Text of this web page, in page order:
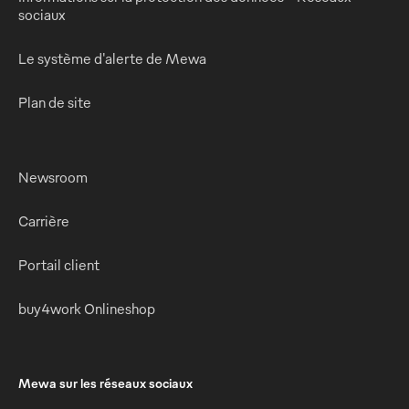
sociaux
Le système d'alerte de Mewa
Plan de site
Newsroom
Carrière
Portail client
buy4work Onlineshop
Mewa sur les réseaux sociaux